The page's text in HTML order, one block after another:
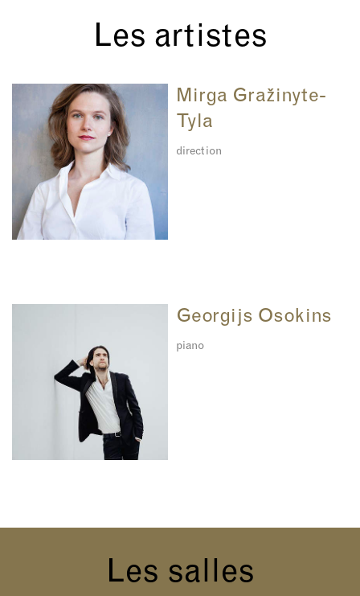
Les artistes
Mirga Gražinyte-
Tyla
direction
Georgijs Osokins
piano
Les salles